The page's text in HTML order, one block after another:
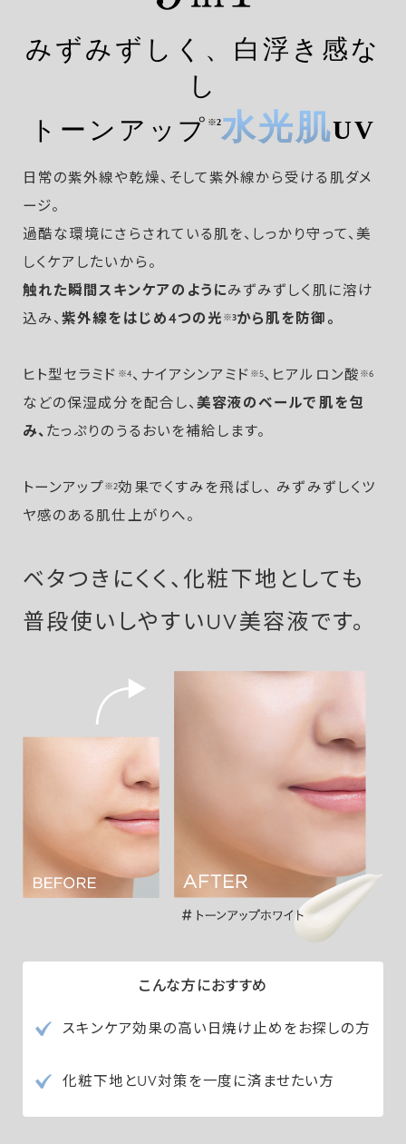
みずみずしく、白浮き感な
し
トーンアップ ※2水光肌UV
日常の紫外線や乾燥、そして紫外線から受ける肌ダメ
ージ。
過酷な環境にさらされている肌を、しっかり守って、美
しくケアしたいから。
触れた瞬間スキンケアのようにみずみずしく肌に溶け
込み、紫外線をはじめ4つの光 ※3から肌を防御。
ヒト型セラミド ※4、ナイアシンアミド ※5、ヒアルロン酸 ※6
などの保湿成分を配合し、 美容液のベールで肌を包
み、 たっぷりのうるおいを補給します。
トーンアップ※2効果でくすみを飛ばし、 みずみずしくツ
ヤ感のある肌仕上がりへ。
ベタつきにくく、化粧下地としても
普段使いしやすいUV美容液です。
こんな方におすすめ
スキンケア効果の高い日焼け止めをお探しの方
化粧下地とUV対策を一度に済ませたい方